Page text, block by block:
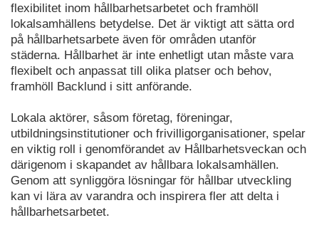
flexibilitet inom hållbarhetsarbetet och framhöll
lokalsamhällens betydelse. Det är viktigt att sätta ord
på hållbarhetsarbete även för områden utanför
städerna. Hållbarhet är inte enhetligt utan måste vara
flexibelt och anpassat till olika platser och behov,
framhöll Backlund i sitt anförande.
Lokala aktörer, såsom företag, föreningar,
utbildningsinstitutioner och frivilligorganisationer, spelar
en viktig roll i genomförandet av Hållbarhetsveckan och
därigenom i skapandet av hållbara lokalsamhällen.
Genom att synliggöra lösningar för hållbar utveckling
kan vi lära av varandra och inspirera fler att delta i
hållbarhetsarbetet.